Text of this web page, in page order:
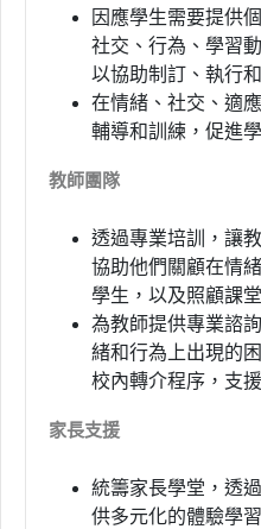
因應學生需要提供
社交、行為、學習
以協助制訂、執行
在情緒、社交、適
輔導和訓練，促進
教師團隊
透過專業培訓，讓
協助他們關顧在情
學生，以及照顧課
為教師提供專業諮
緒和行為上出現的
校內轉介程序，支
家長支援
統籌家長學堂，透
供多元化的體驗學